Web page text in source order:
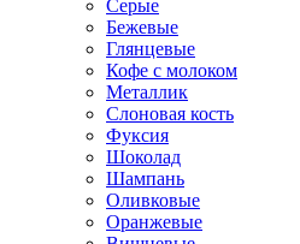
Серые
Бежевые
Глянцевые
Кофе с молоком
Металлик
Слоновая кость
Фуксия
Шоколад
Шампань
Оливковые
Оранжевые